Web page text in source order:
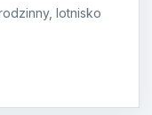
lotnisko